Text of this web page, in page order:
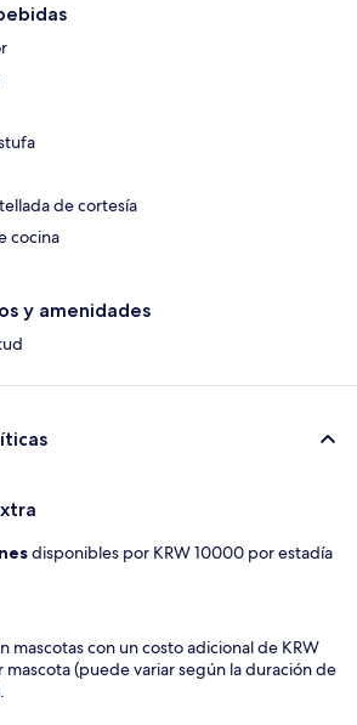
de cortesía
cocina
y amenidades
disponibles por KRW 10000 por estadía
mascotas con un costo adicional de KRW
mascota (puede variar según la duración de